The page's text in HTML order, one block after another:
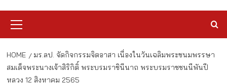
Menu
HOME
มร.ลป. จัดกิจกรรมจิตอาสา เนื่องในวันเฉลิมพระชนมพรรษา
สมเด็จพระนางเจ้าสิริกิติ์ พระบรมราชินีนาถ พระบรมราชชนนีพันปี
หลวง 12 สิงหาคม 2565